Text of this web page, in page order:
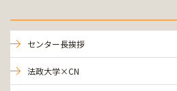
センター長挨拶
法政大学×CN